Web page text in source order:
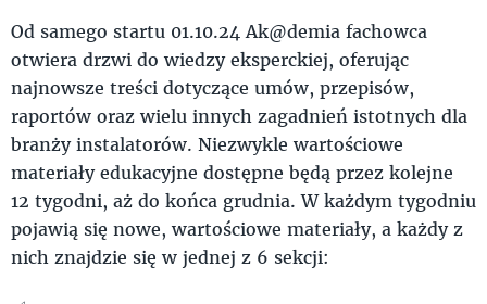
Od samego startu 01.10.24 Ak@demia fachowca
otwiera drzwi do wiedzy eksperckiej, oferując
najnowsze treści dotyczące umów, przepisów,
raportów oraz wielu innych zagadnień istotnych dla
branży instalatorów. Niezwykle wartościowe
materiały edukacyjne dostępne będą przez kolejne
12 tygodni, aż do końca grudnia. W każdym tygodniu
pojawią się nowe, wartościowe materiały, a każdy z
nich znajdzie się w jednej z 6 sekcji: